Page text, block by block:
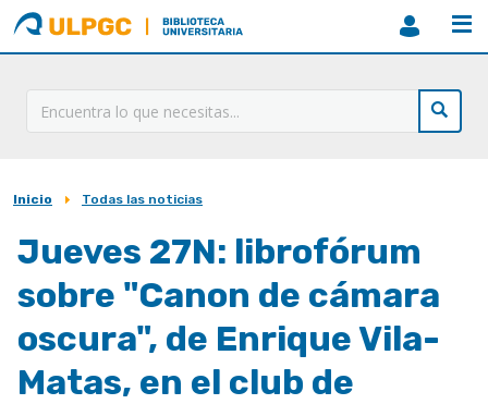
ULPGC
Biblioteca
ULPGC
Sobrescribir
enlaces
ayuda
a
la
Inicio Todas las noticias
Jueves 27N: librofórum
sobre "Canon de cámara
oscura", de Enrique Vila-
Matas, en el club de